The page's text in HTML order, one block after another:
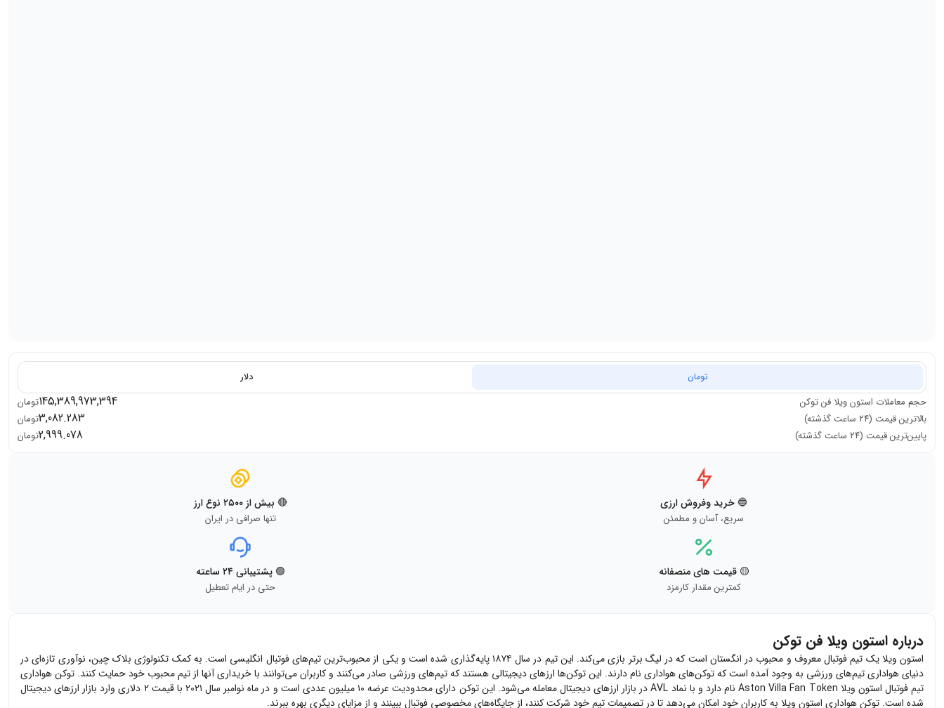
تومان دلار
حجم معاملات استون ویلا فن توکن 145,389,973,394تومان
بالاترین قیمت (۲۴ ساعت گذشته)
3,082.283تومان
پایین‌ترین قیمت (۲۴ ساعت گذشته)
2,999.078تومان
🔵 خرید وفروش ارزی
سریع، آسان و مطمئن
🔴 بیش از ۲۵۰۰ نوع ارز
تنها صرافی در ایران
🟡 قیمت های منصفانه
کمترین مقدار کارمزد
🟢 پشتیبانی ۲۴ ساعته
حتی در ایام تعطیل
درباره استون ویلا فن توکن
استون ویلا یک تیم فوتبال معروف و محبوب در انگستان است که در لیگ برتر بازی می‌کند. این تیم در سال ۱۸۷۴ پایه‌گذاری شده است و یکی از محبوب‌ترین تیم‌های فوتبال انگلیسی است. به کمک تکنولوژی بلاک چین، نوآوری تازه‌ای در
دنیای هواداری تیم‌های ورزشی به وجود آمده است که توکن‌های هواداری نام دارند. این توکن‌ها ارزهای دیجیتالی هستند که تیم‌های ورزشی صادر می‌کنند و کاربران می‌توانند با خریداری آنها از تیم محبوب خود حمایت کنند. توکن هواداری
تیم فوتبال استون ویلا Aston Villa Fan Tokenنام دارد و با نماد AVL
در بازار ارزهای دیجیتال معامله می‌شود. این توکن دارای محدودیت عرضه ۱۰ میلیون عددی است و در ماه نوامبر سال ۲۰۲۱ با قیمت ۲ دلاری وارد بازار ارزهای دیجیتال
شده است. توکن‌ هواداری استون ویلا به کاربران خود امکان می‌دهد تا در تصمیمات تیم خود شرکت کنند، از جایگاه‌های مخصوصی فوتبال ببینند و از مزایای دیگری بهره ببرند.